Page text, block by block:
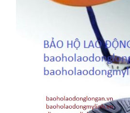
BẢO HỘ HÔ HẤP
MẶT NẠ PHÒNG ĐỘC - BỤI